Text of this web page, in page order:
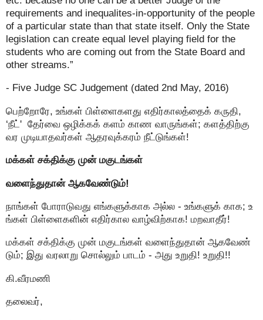
requirements and inequalites-in-opportunity of the people
of a particular state than that state itself. Only the State
legislation can create equal level playing field for the
students who are coming out from the State Board and
other streams.”
- Five Judge SC Judgement (dated 2nd May, 2016)
பெற்றோரே, உங்கள் பிள்ளைகளது எதிர்காலத்தைக் கருதி,
‘நீட்' தேர்வை ஒழிக்கக் களம் காண வாருங்கள்; களத்திற்கு
வர முடியாதவர்கள் ஆதரவுக்கரம் நீட்டுங்கள்!
மக்கள் சக்திக்கு முன் மகுடங்கள்
வளைந்துதான் ஆகவேண்டும்!
நாங்கள் போராடுவது எங்களுக்காக அல்ல - உங்களுக் காக; உ
ங்கள் பிள்ளைகளின் எதிர்கால வாழ்விற்காக! மறவாதீர்!
மக்கள் சக்திக்கு முன் மகுடங்கள் வளைந்துதான் ஆகவேண்
டும்; இது வரலாறு சொல்லும் பாடம் - அது உறுதி! உறுதி!!
கி.வீரமணி
தலைவர்,